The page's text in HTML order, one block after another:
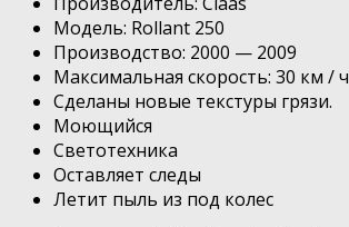
Модель: Rollant 250
Производство: 2000 — 2009
Максимальная скорость: 30 км / ч
Сделаны новые текстуры грязи.
Моющийся
Светотехника
Оставляет следы
Летит пыль из под колес